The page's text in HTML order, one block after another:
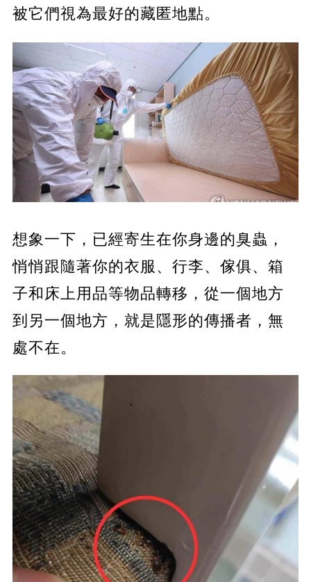
被它們視為最好的藏匿地點。
想象一下，已經寄生在你身邊的臭蟲，
悄悄跟隨著你的衣服、行李、傢俱、箱
子和床上用品等物品轉移，從一個地方
到另一個地方，就是隱形的傳播者，無
處不在。